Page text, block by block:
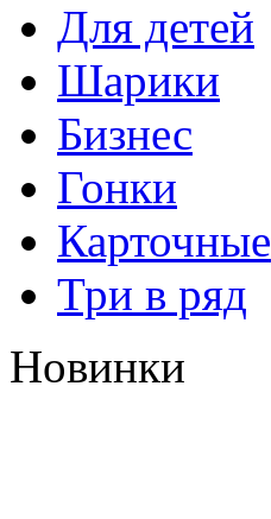
Для детей
Шарики
Бизнес
Гонки
Карточные
Три в ряд
Новинки